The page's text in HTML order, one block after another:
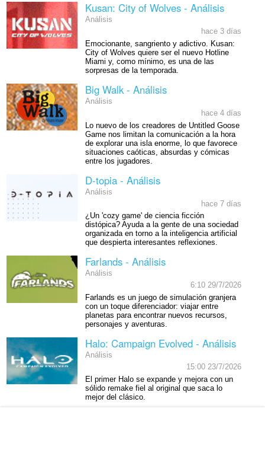
Kusan: City of Wolves - Análisis
Análisis
hace 3 días
Emocionante, sangriento y adictivo. Kusan:
City of Wolves quiere ser el nuevo Hotline
Miami y, como mínimo, es una de las
sorpresas de la temporada.
Big Walk - Análisis
Análisis
hace 4 días
Lo nuevo de los creadores de Untitled Goose
Game nos limitan la comunicación a la hora
de explorar una isla enorme, lo que favorece
situaciones caóticas, absurdas y cómicas
entre los jugadores.
D-topia - Análisis
Análisis
hace 7 días
¿Un 'cozy game' de ciencia ficción
distópica? Ayuda a la gente de una sociedad
organizada en torno a la inteligencia artificial
que despierta interesantes reflexiones.
Farlands - Análisis
Análisis
6:10 29/7/2026
Farlands es un juego de simulación granjera
con un toque diferenciador: viajar entre
planetas para encontrar nuevos recursos,
personajes y aventuras.
Halo: Campaign Evolved - Análisis
Análisis
15:00 23/7/2026
El primer Halo se expande y mejora con un
sólido remake fiel al original que saca lo
mejor del clásico.